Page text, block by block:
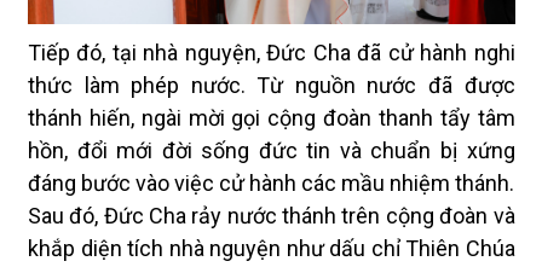
Tiếp đó, tại nhà nguyện, Đức Cha đã cử hành nghi
thức làm phép nước. Từ nguồn nước đã được
thánh hiến, ngài mời gọi cộng đoàn thanh tẩy tâm
hồn, đổi mới đời sống đức tin và chuẩn bị xứng
đáng bước vào việc cử hành các mầu nhiệm thánh.
Sau đó, Đức Cha rảy nước thánh trên cộng đoàn và
khắp diện tích nhà nguyện như dấu chỉ Thiên Chúa